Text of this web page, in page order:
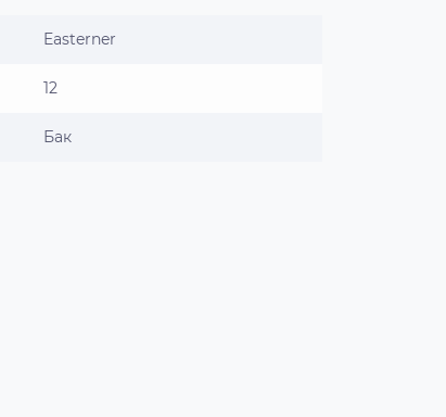
Easterner
12
Бак